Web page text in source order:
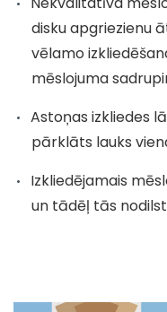
disku apgriezienu
vēlamo
mēslojuma
Astoņas izkliedes
pārklāts lauks
Izkliedējamais
un tādēļ tās